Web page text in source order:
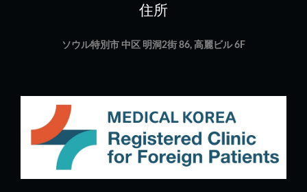
住所
ソウル特別市 中区 明洞2街 86, 高麗ビル 6F